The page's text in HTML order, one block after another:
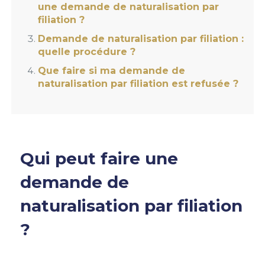
une demande de naturalisation par
filiation ?
Demande de naturalisation par filiation :
quelle procédure ?
Que faire si ma demande de
naturalisation par filiation est refusée ?
Qui peut faire une
demande de
naturalisation par filiation
?